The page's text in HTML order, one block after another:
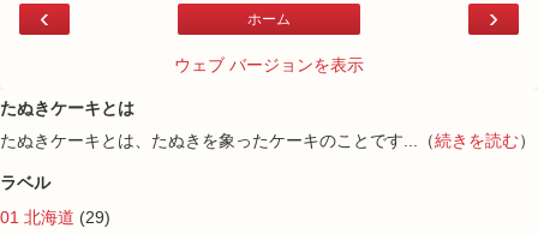
‹ ›
ホーム
ウェブ バージョンを表示
たぬきケーキとは
たぬきケーキとは、たぬきを象ったケーキのことです...（続きを読む）
ラベル
01 北海道 (29)